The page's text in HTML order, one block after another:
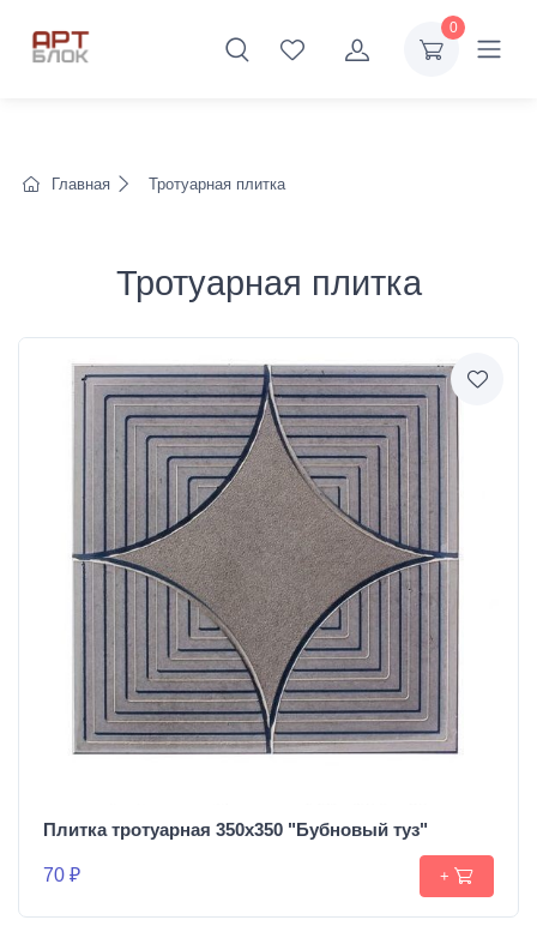
0
Главная Тротуарная плитка
Тротуарная плитка
Плитка тротуарная 350х350 "Бубновый туз"
70 ₽ +